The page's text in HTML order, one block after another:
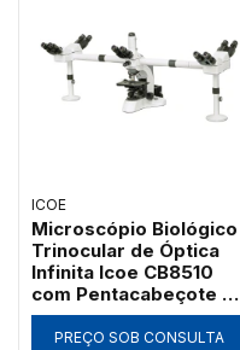
ICOE
Microscópio Biológico
Trinocular de Óptica
Infinita Icoe CB8510
com Pentacabeçote de
Co-Observação
Multivisão e Ponteiro
PREÇO SOB CONSULTA